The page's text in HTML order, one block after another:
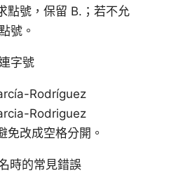
點號，保留 B.；若不允
號。
字號
Rodríguez
Rodriguez
免改成空格分開。
時的常見錯誤